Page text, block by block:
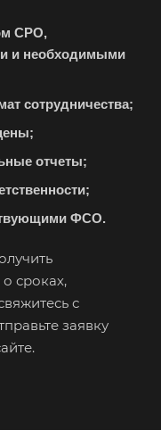
СРО,
и необходимыми
сотрудничества;
отчеты;
ФСО.
сроках,
с
заявку